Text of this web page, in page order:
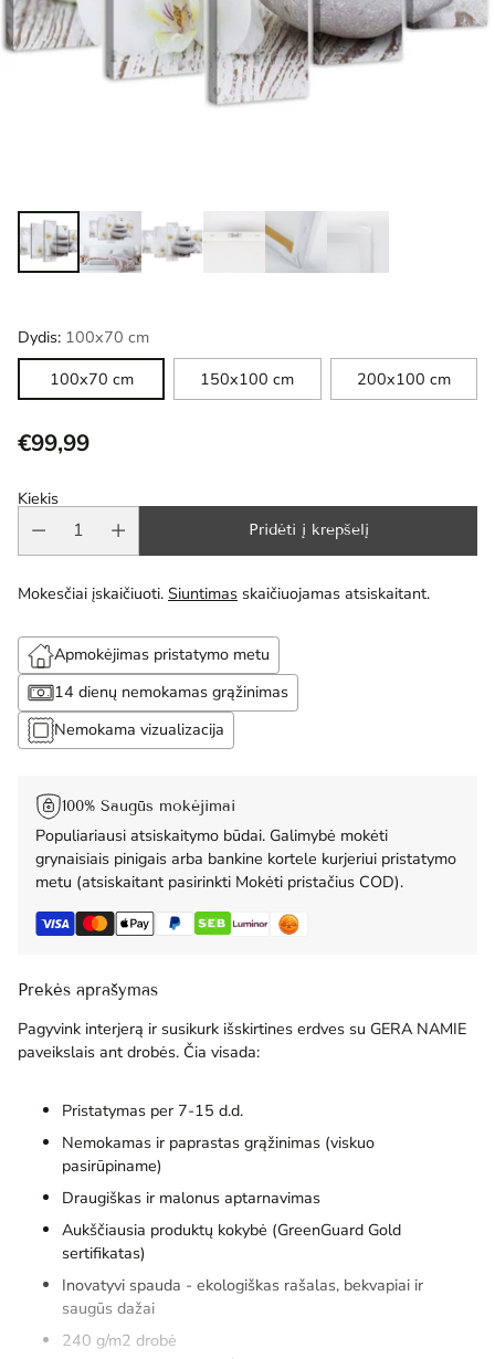
Dydis: 100x70 cm
100x70 cm
150x100 cm 200x100 cm
Reguliari
kaina
€99,99
Kiekis
Pridėti į krepšelį
Mokesčiai įskaičiuoti. Siuntimas skaičiuojamas atsiskaitant.
Apmokėjimas pristatymo metu
14 dienų nemokamas grąžinimas
Nemokama vizualizacija
100% Saugūs mokėjimai
Populiariausi atsiskaitymo būdai. Galimybė mokėti
grynaisiais pinigais arba bankine kortele kurjeriui pristatymo
metu (atsiskaitant pasirinkti Mokėti pristačius COD).
Prekės aprašymas
Pagyvink interjerą ir susikurk išskirtines erdves su GERA NAMIE
paveikslais ant drobės. Čia visada:
Pristatymas per 7-15 d.d.
Nemokamas ir paprastas grąžinimas (viskuo
pasirūpiname)
Draugiškas ir malonus aptarnavimas
Aukščiausia produktų kokybė (GreenGuard Gold
sertifikatas)
Inovatyvi spauda - ekologiškas rašalas, bekvapiai ir
saugūs dažai
240 g/m2 drobė